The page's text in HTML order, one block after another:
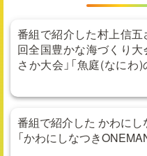
番組で紹介した村上信五
回全国豊かな海づくり
さか大会」「魚庭(なに
番組で紹介した かわに
「かわにしなつき